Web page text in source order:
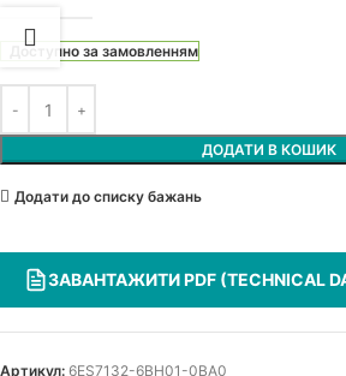
Доступно за замовленням
ДОДАТИ В КОШИК
Додати до списку бажань
ЗАВАНТАЖИТИ PDF (TECHNICAL
Артикул: 6ES7132-6BH01-0BA0